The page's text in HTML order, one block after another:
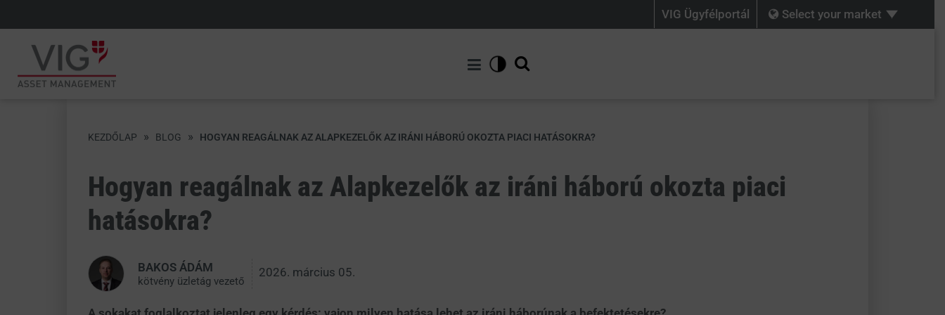
VIG Ügyfélportál Select your market
KEZDŐLAP » BLOG » HOGYAN REAGÁLNAK AZ ALAPKEZELŐK AZ IRÁNI HÁBORÚ OKOZTA PIACI HATÁSOKRA?
Hogyan reagálnak az Alapkezelők az iráni háború okozta piaci
hatásokra?
BAKOS ÁDÁM
kötvény üzletág vezető
2026. március 05.